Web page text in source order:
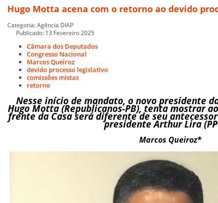
Hugo Motta acena com o retorno ao devido
Categoria:Agência DIAP
Publicado: 13 Fevereiro 2025
Câmara dos Deputados
Congresso Nacional
Marcos Queiroz
devido processo legislativo
comissões mistas
retorno
Nesse início de mandato, o novo presidente
Hugo Motta (Republicanos-PB), tenta mostrar
frente da Casa será diferente de seu
presidente Arthur Lira
Marcos Queiroz*